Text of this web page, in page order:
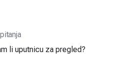
li uputnicu za pregled?